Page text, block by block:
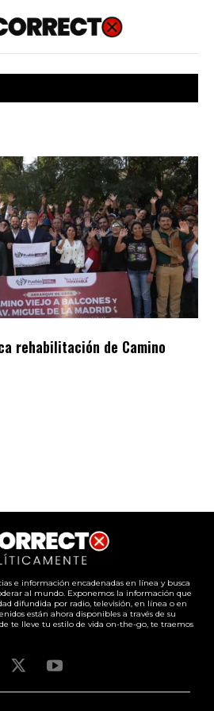
rehabilitación de Camino
e información encadenadas en línea y busca
al mundo. Exponemos la información que
difundida por radio, televisión, en línea o en
están ahora disponibles a través de su
te lleve tu estilo de vida on-the-go, te traemos